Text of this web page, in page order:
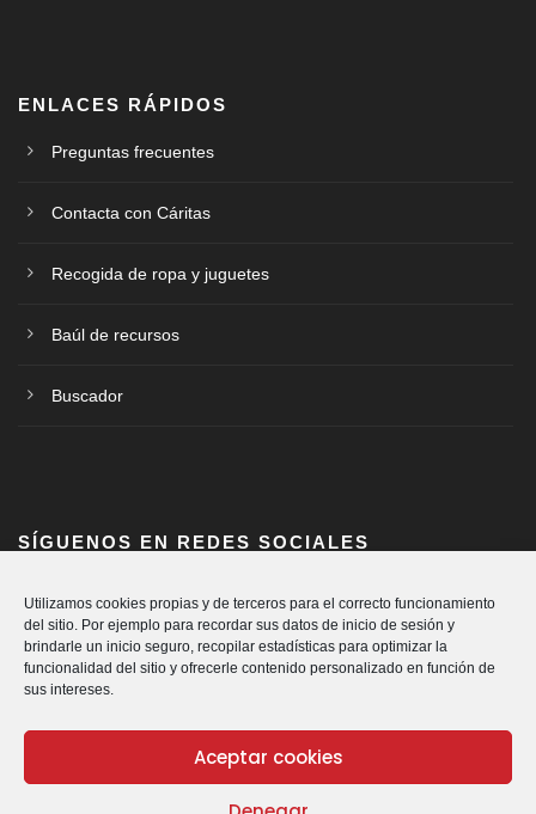
Utilizamos cookies propias y de terceros para el correcto funcionamiento
del sitio. Por ejemplo para recordar sus datos de inicio de sesión y
brindarle un inicio seguro, recopilar estadísticas para optimizar la
funcionalidad del sitio y ofrecerle contenido personalizado en función de
sus intereses.
Aceptar cookies
ENLACES RÁPIDOS
Preguntas frecuentes
Contacta con Cáritas
Recogida de ropa y juguetes
Baúl de recursos
Buscador
SÍGUENOS EN REDES SOCIALES